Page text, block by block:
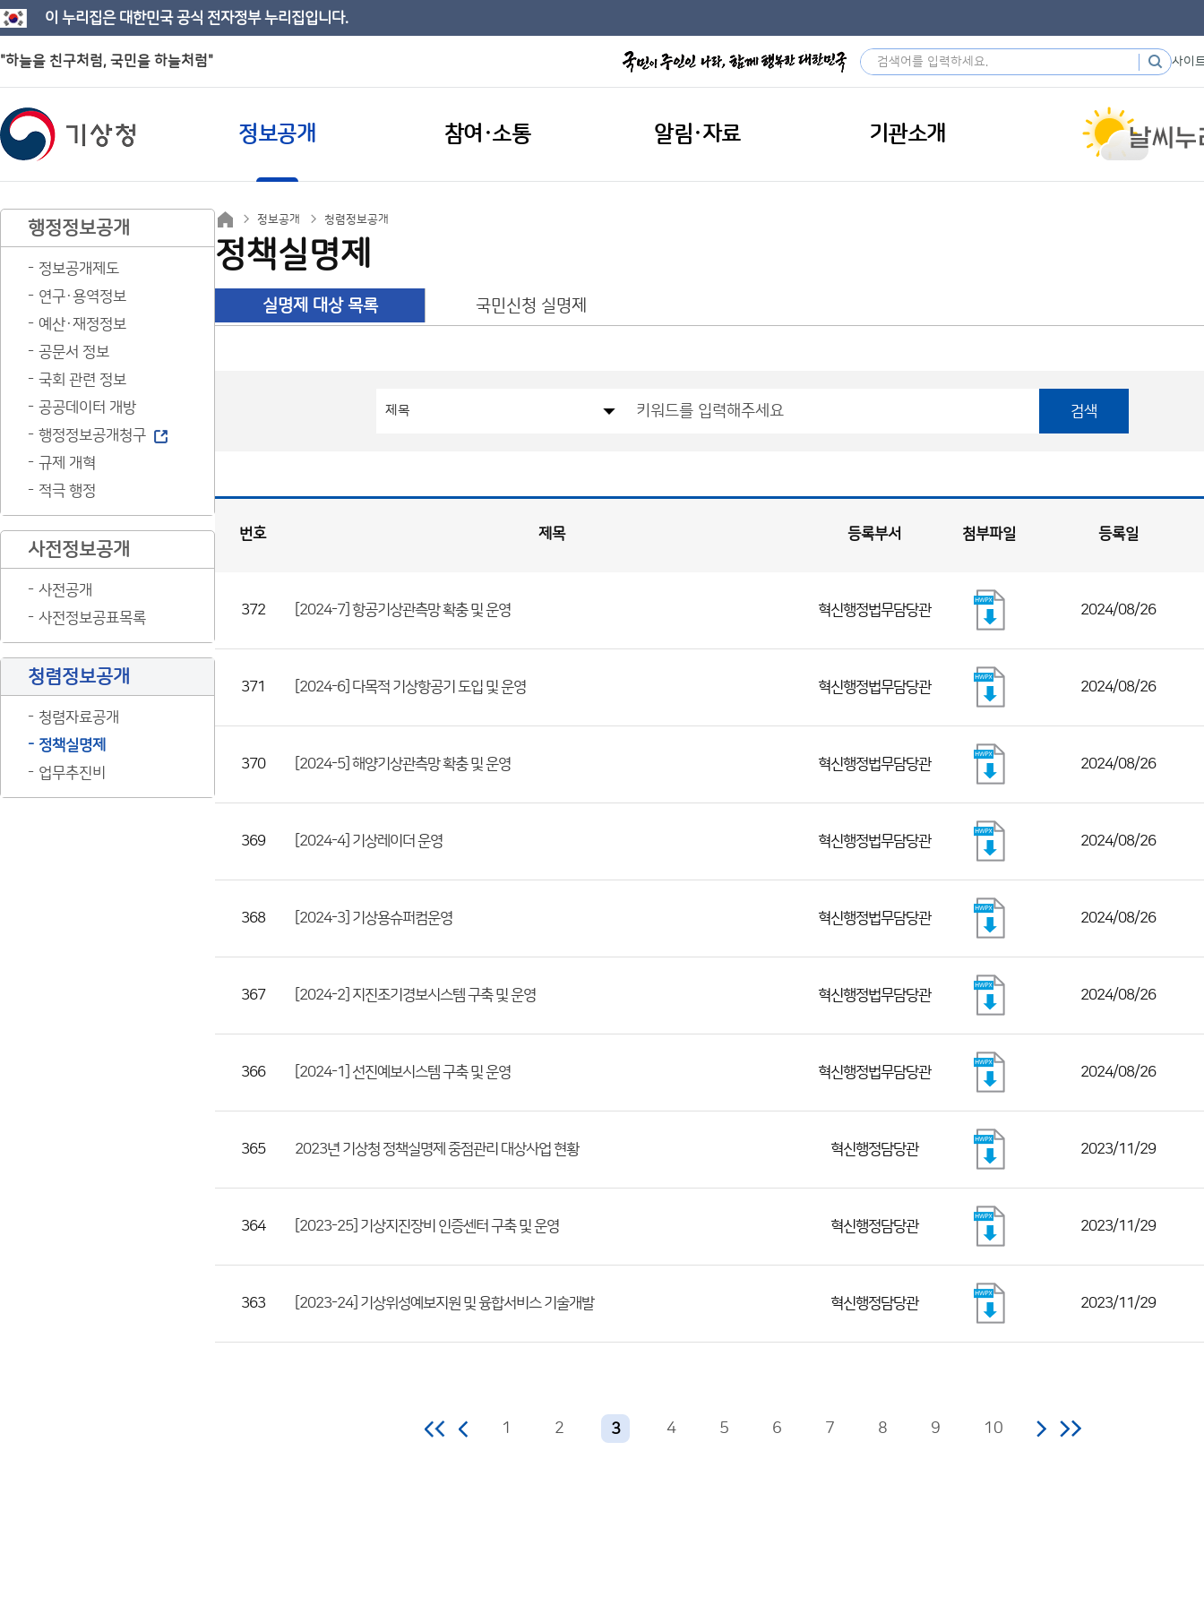
이 누리집은 대한민국 공식 전자정부 누리집입니다.
"하늘을 친구처럼, 국민을 하늘처럼" 사이
정보공개 참여·소통 알림·자료 기관소개
행정정보공개
정보공개제도
연구·용역정보
예산·재정정보
공문서 정보
국회 관련 정보
공공데이터 개방
행정정보공개청구
규제 개혁
적극 행정
사전정보공개
사전공개
사전정보공표목록
청렴정보공개
청렴자료공개
정책실명제
업무추진비
정보공개 청렴정보공개
정책실명제
실명제 대상 목록 국민신청 실명제
검색
호,
등
서,
수)
번호 제목 등록부서 첨부파일 등록일
372 [2024-7] 항공기상관측망 확충 및 운영 혁신행정법무담당관 2024/08/26
371 [2024-6] 다목적 기상항공기 도입 및 운영 혁신행정법무담당관 2024/08/26
370 [2024-5] 해양기상관측망 확충 및 운영 혁신행정법무담당관 2024/08/26
369 [2024-4] 기상레이더 운영 혁신행정법무담당관 2024/08/26
368 [2024-3] 기상용슈퍼컴운영 혁신행정법무담당관 2024/08/26
367 [2024-2] 지진조기경보시스템 구축 및 운영 혁신행정법무담당관 2024/08/26
366 [2024-1] 선진예보시스템 구축 및 운영 혁신행정법무담당관 2024/08/26
365 2023년 기상청 정책실명제 중점관리 대상사업 현황 혁신행정담당관 2023/11/29
364 [2023-25] 기상지진장비 인증센터 구축 및 운영 혁신행정담당관 2023/11/29
363 [2023-24] 기상위성예보지원 및 융합서비스 기술개발 혁신행정담당관 2023/11/29
1 2 3 4 5 6 7 8 9 10